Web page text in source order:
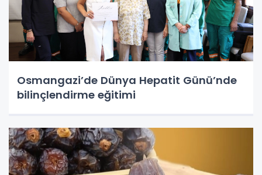
Osmangazi’de Dünya Hepatit Günü’nde
bilinçlendirme eğitimi